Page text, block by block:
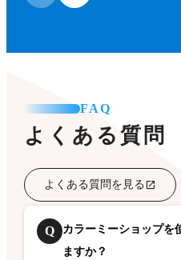
FAQ
よくある質問
よくある質問を見る
Q
カラーミーショップを
ますか？